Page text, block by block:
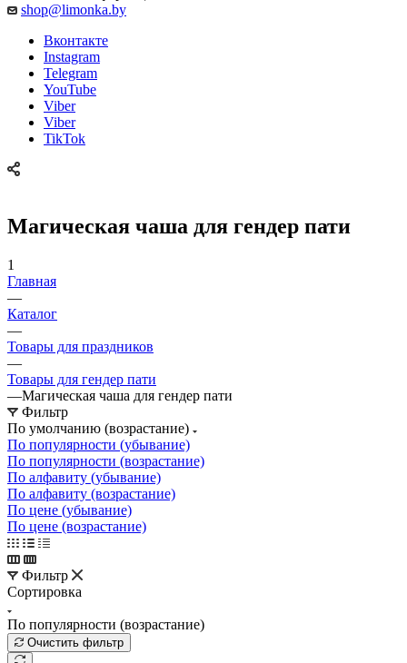
shop@limonka.by
Вконтакте
Instagram
Telegram
YouTube
Viber
Viber
TikTok
Магическая чаша для гендер пати
1
Главная
—
Каталог
—
Товары для праздников
—
Товары для гендер пати
—Магическая чаша для гендер пати
Фильтр
По умолчанию (возрастание)
По популярности (убывание)
По популярности (возрастание)
По алфавиту (убывание)
По алфавиту (возрастание)
По цене (убывание)
По цене (возрастание)
Фильтр
Сортировка
По популярности (возрастание)
Очистить фильтр